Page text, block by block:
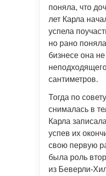
поняла, что
лет Карла
успела
но рано
бизнесе она
сантиметров.
Тогда по
снималась в
Карла
успев их
свою первую
была роль
из Беверли-